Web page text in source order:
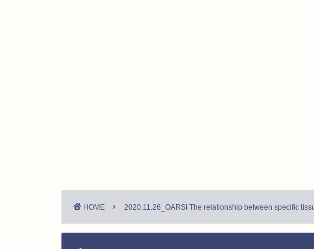
HOME 2020.11.26_OARSI The relationship between specific